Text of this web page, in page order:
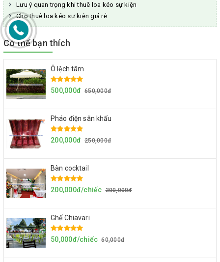
Lưu ý quan trọng khi thuê loa kéo sự kiện
Cho thuê loa kéo sự kiện giá rẻ
Có thể bạn thích
Ô lệch tâm
500,000đ 650,000đ
Pháo điện sân khấu
200,000đ 250,000đ
Bàn cocktail
200,000đ/chiếc 300,000đ
Ghế Chiavari
50,000đ/chiếc 60,000đ